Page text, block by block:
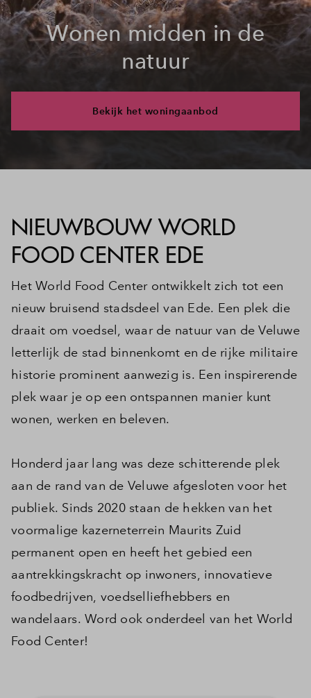
Wonen midden in de
natuur
Bekijk het woningaanbod
NIEUWBOUW WORLD
FOOD CENTER EDE
Het World Food Center ontwikkelt zich tot een
nieuw bruisend stadsdeel van Ede. Een plek die
draait om voedsel, waar de natuur van de Veluwe
letterlijk de stad binnenkomt en de rijke militaire
historie prominent aanwezig is. Een inspirerende
plek waar je op een ontspannen manier kunt
wonen, werken en beleven.
Honderd jaar lang was deze schitterende plek
aan de rand van de Veluwe afgesloten voor het
publiek. Sinds 2020 staan de hekken van het
voormalige kazerneterrein Maurits Zuid
permanent open en heeft het gebied een
aantrekkingskracht op inwoners, innovatieve
foodbedrijven, voedselliefhebbers en
wandelaars. Word ook onderdeel van het World
Food Center!